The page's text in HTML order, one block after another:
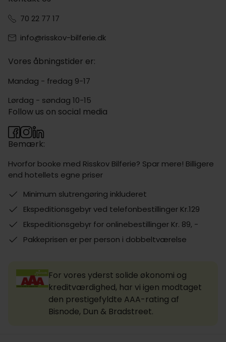
70 22 77 17
info@risskov-bilferie.dk
Vores åbningstider er:
Mandag - fredag 9-17
Lørdag - søndag 10-15
Bemærk:
Hvorfor booke med Risskov Bilferie? Spar mere! Billigere
end hotellets egne priser
Minimum slutrengøring inkluderet
Ekspeditionsgebyr ved telefonbestillinger Kr.129
Ekspeditionsgebyr for onlinebestillinger Kr. 89, -
Pakkeprisen er per person i dobbeltværelse
Follow us on social media
For vores yderst solide økonomi og
kreditværdighed, har vi igen modtaget
den prestigefyldte AAA-rating af
Bisnode, Dun & Bradstreet.